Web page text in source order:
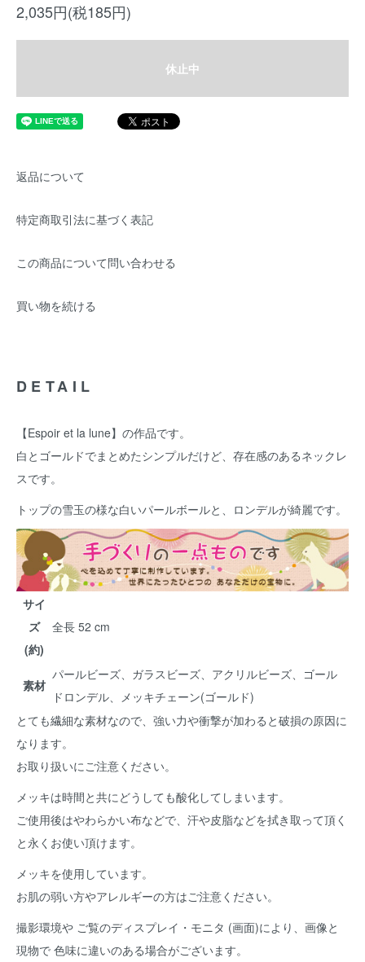
2,035円(税185円)
休止中
返品について
特定商取引法に基づく表記
この商品について問い合わせる
買い物を続ける
DETAIL
【Espoir et la lune】の作品です。
白とゴールドでまとめたシンプルだけど、存在感のあるネックレ
スです。
トップの雪玉の様な白いパールボールと、ロンデルが綺麗です。
サイ
ズ
(約)
全長 52 cm
素材
パールビーズ、ガラスビーズ、アクリルビーズ、ゴール
ドロンデル、メッキチェーン(ゴールド)
とても繊細な素材なので、強い力や衝撃が加わると破損の原因に
なります。
お取り扱いにご注意ください。
メッキは時間と共にどうしても酸化してしまいます。
ご使用後はやわらかい布などで、汗や皮脂などを拭き取って頂く
と永くお使い頂けます。
メッキを使用しています。
お肌の弱い方やアレルギーの方はご注意ください。
撮影環境や ご覧のディスプレイ・モニタ (画面)により、画像と
現物で 色味に違いのある場合がございます。